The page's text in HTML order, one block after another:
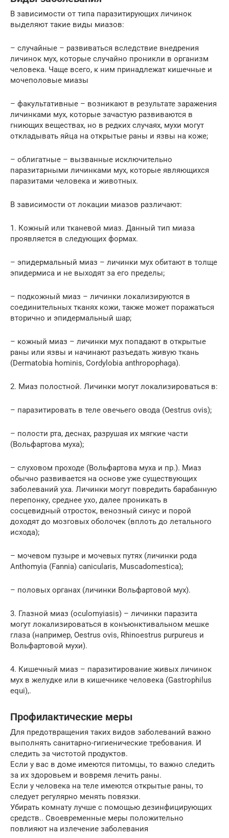
В зависимости от типа паразитирующих личинок
выделяют такие виды миазов:
– случайные – развиваться вследствие внедрения
личинок мух, которые случайно проникли в организм
человека. Чаще всего, к ним принадлежат кишечные и
мочеполовые миазы
– факультативные – возникают в результате заражения
личинками мух, которые зачастую развиваются в
гниющих веществах, но в редких случаях, мухи могут
откладывать яйца на открытые раны и язвы на коже;
– облигатные – вызванные исключительно
паразитарными личинками мух, которые являющихся
паразитами человека и животных.
В зависимости от локации миазов различают:
1. Кожный или тканевой миаз. Данный тип миаза
проявляется в следующих формах.
– эпидермальный миаз – личинки мух обитают в толще
эпидермиса и не выходят за его пределы;
– подкожный миаз – личинки локализируются в
соединительных тканях кожи, также может поражаться
вторично и эпидермальный шар;
– кожный миаз – личинки мух попадают в открытые
раны или язвы и начинают разъедать живую ткань
(Dermatobia hominis, Cordylobia anthropophaga).
2. Миаз полостной. Личинки могут локализироваться в:
– паразитировать в теле овечьего овода (Oestrus ovis);
– полости рта, деснах, разрушая их мягкие части
(Вольфартова муха);
– слуховом проходе (Вольфартова муха и пр.). Миаз
обычно развивается на основе уже существующих
заболеваний уха. Личинки могут повредить барабанную
перепонку, среднее ухо, далее проникать в
сосцевидный отросток, венозный синус и порой
доходят до мозговых оболочек (вплоть до летального
исхода);
– мочевом пузыре и мочевых путях (личинки рода
Anthomyia (Fannia) canicularis, Muscadomestica);
– пoловыx органах (личинки Вольфартовой мух).
3. Глазной миаз (осulomyiasis) – личинки паразита
могут локализироваться в конъюнктивальном мешке
глаза (например, Oestrus ovis, Rhinoestrus purpureus и
Вольфартовой мухи).
4. Кишечный миаз – паразитирование живых личинок
мух в желудке или в кишечнике человека (Gastrophilus
equi),.
Профилактические меры
Для предотвращения таких видов заболеваний важно
выполнять санитарно-гигиенические требования. И
следить за чистотой продуктов.
Если у вас в доме имеются питомцы, то важно следить
за их здоровьем и вовремя лечить раны.
Если у человека на теле имеются открытые раны, то
следует регулярно менять повязки.
Убирать комнату лучше с помощью дезинфицирующих
средств.. Своевременные меры положительно
повлияют на излечение заболевания